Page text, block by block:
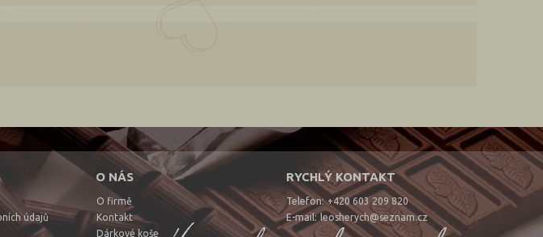
údajů
O NÁS
O firmě
Kontakt
Dárkové koše
RYCHLÝ KONTAKT
Telefon:+420 603 209 820
E-mail: leosherych@seznam.cz